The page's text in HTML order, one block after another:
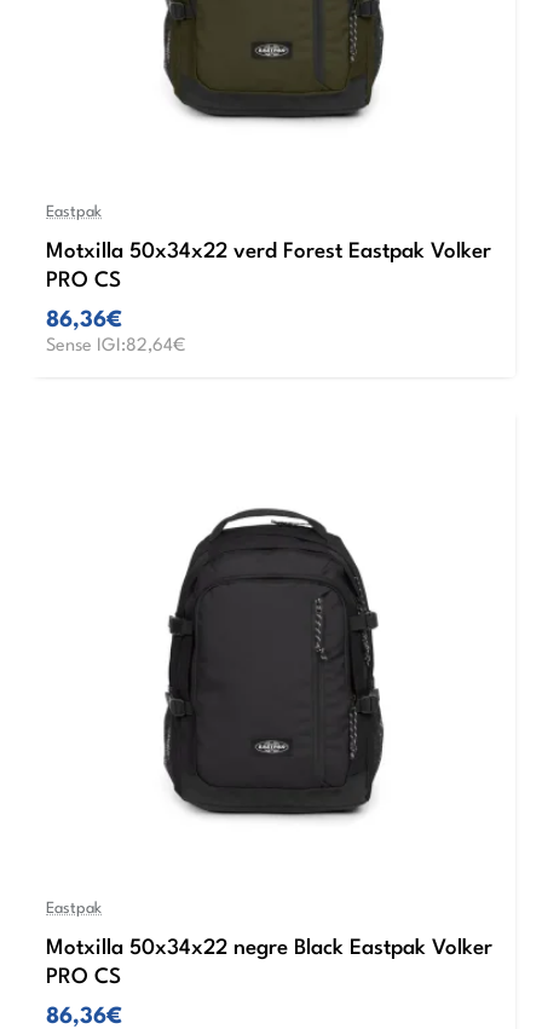
Eastpak
Motxilla 50x34x22 verd Forest Eastpak Volker
PRO CS
86,36€
Sense IGI:82,64€
Eastpak
Motxilla 50x34x22 negre Black Eastpak Volker
PRO CS
86,36€